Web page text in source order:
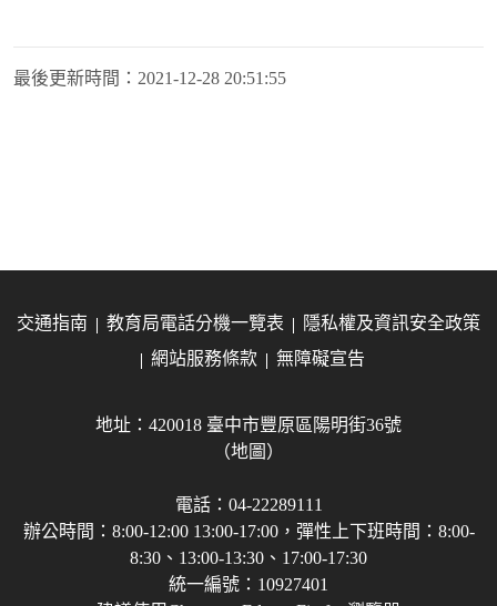
最後更新時間： 2021-12-28 20:51:55
交通指南 教育局電話分機一覽表
隱私權及資訊安全政策
網站服務條款
無障礙宣告
地址：420018 臺中市豐原區陽明街36號
（地圖）
電話：04-22289111
辦公時間：8:00-12:00 13:00-17:00，彈性上下班時間：8:00-
8:30、13:00-13:30、17:00-17:30
統一編號：10927401